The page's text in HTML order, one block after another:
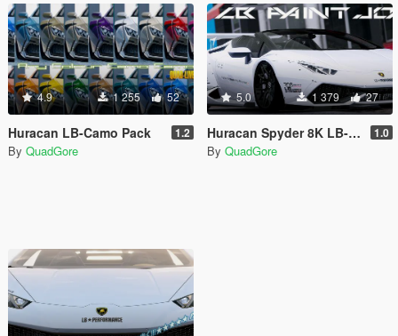
4.9 1 255 52
Huracan LB-Camo Pack 1.2
By QuadGore
5.0 1 379 27
Huracan Spyder 8K LB-Liveries 1.0
By QuadGore